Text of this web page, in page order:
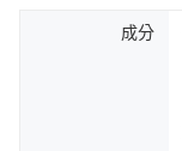
成分